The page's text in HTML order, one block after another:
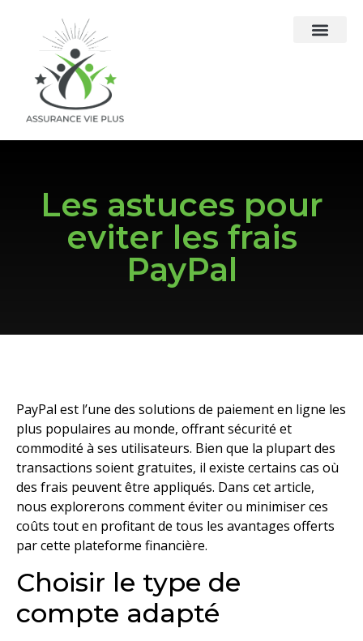
Les astuces pour
eviter les frais
PayPal
PayPal est l’une des solutions de paiement en ligne les
plus populaires au monde, offrant sécurité et
commodité à ses utilisateurs. Bien que la plupart des
transactions soient gratuites, il existe certains cas où
des frais peuvent être appliqués. Dans cet article,
nous explorerons comment éviter ou minimiser ces
coûts tout en profitant de tous les avantages offerts
par cette plateforme financière.
Choisir le type de
compte adapté